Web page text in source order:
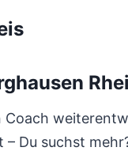
Du suchst